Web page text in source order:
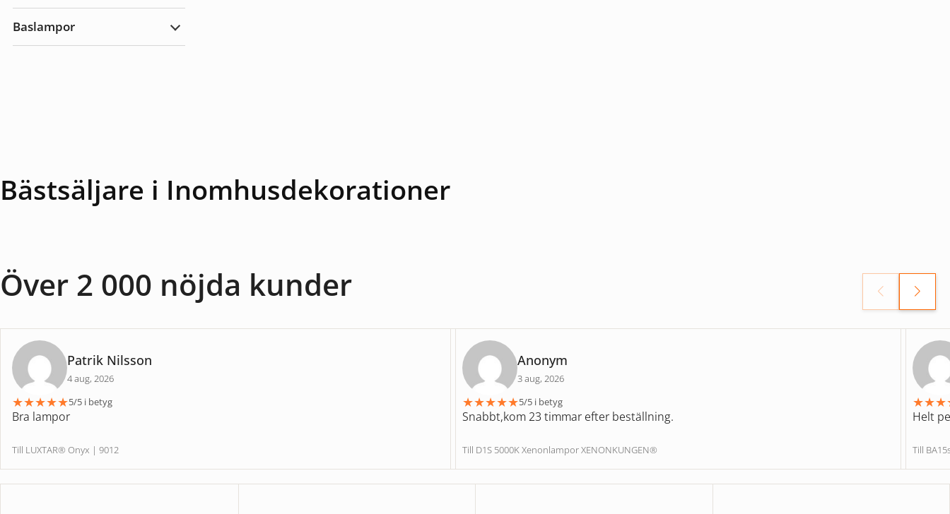
utomhus
Baslampor
Expandera
Bästsäljare i Inomhusdekorationer
Över 2 000 nöjda kunder
Patrik Nilsson
4 aug, 2026
★★★★★5/5 i betyg
Bra lampor
Till LUXTAR® Onyx | 9012
Anonym
3 aug, 2026
★★★★★5/5 i betyg
Snabbt,kom 23 timmar efter beställning.
Till D1S 5000K Xenonlampor XENONKUNGEN®
★★★
Helt
Till